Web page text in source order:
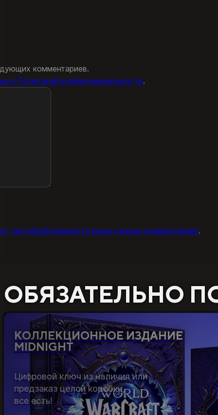
комментариев.
и Политикой конфиденциальности.
как обрабатываются ваши данные комментариев.
ОБЯЗАТЕЛЬНО
КОЛЛЕКЦИОННОЕ ИЗДАНИЕ
MIDNIGHT
Цифровой ключ из наличия или
предзаказ целой коробки,
все есть!